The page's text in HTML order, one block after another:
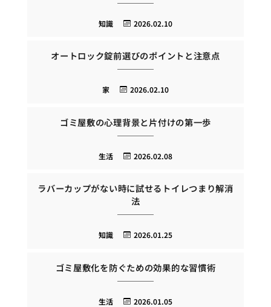
2026.02.10
知識
オートロック錠前選びのポイントと注意点
2026.02.10
家
ゴミ屋敷の心理背景と片付けの第一歩
2026.02.08
生活
ラバーカップがない時に試せるトイレつまり解消
法
2026.01.25
知識
ゴミ屋敷化を防ぐための効果的な習慣術
2026.01.05
生活